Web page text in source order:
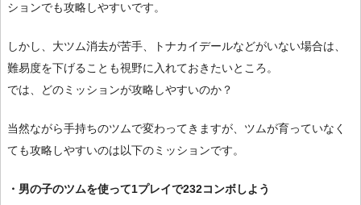
ションでも攻略しやすいです。
しかし、大ツム消去が苦手、トナカイデールなどがいない場合は、
難易度を下げることも視野に入れておきたいところ。
では、どのミッションが攻略しやすいのか？
当然ながら手持ちのツムで変わってきますが、ツムが育っていなく
ても攻略しやすいのは以下のミッションです。
・男の子のツムを使って1プレイで232コンボしよう